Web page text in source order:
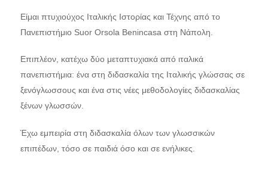
Είμαι πτυχιούχος Ιταλικής Ιστορίας και Τέχνης από το
Πανεπιστήμιο Suor Orsola Benincasa στη Νάπολη.
Επιπλέον, κατέχω δύο μεταπτυχιακά από ιταλικά
πανεπιστήμια: ένα στη διδασκαλία της Ιταλικής γλώσσας σε
ξενόγλωσσους και ένα στις νέες μεθοδολογίες διδασκαλίας
ξένων γλωσσών.
Έχω εμπειρία στη διδασκαλία όλων των γλωσσικών
επιπέδων, τόσο σε παιδιά όσο και σε ενήλικες.